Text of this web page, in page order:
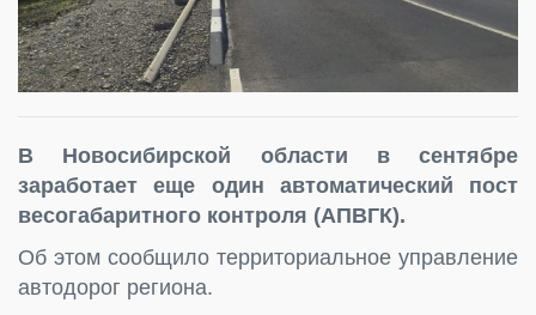
В Новосибирской области в сентябре
заработает еще один автоматический пост
весогабаритного контроля (АПВГК).
Об этом сообщило территориальное управление
автодорог региона.